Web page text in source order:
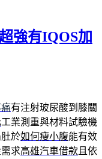
強有IQOS加
有注射玻尿酸到膝關
工業測重與材料試驗機
於如何瘦小腹能有效
求高雄汽車借款 且依